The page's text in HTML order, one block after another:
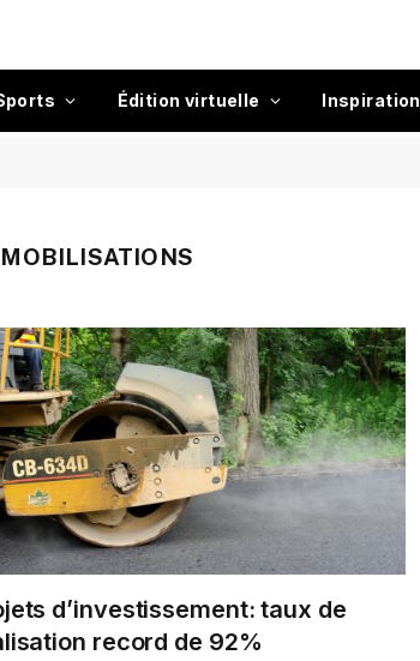
Édition virtuelle Inspiration
d’investissement: taux de
record de 92%